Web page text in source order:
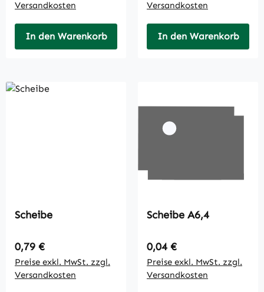
Versandkosten
In den Warenkorb
Versandkosten
In den Warenkorb
Scheibe
Regulärer Preis:
0,79 €
Preise exkl. MwSt. zzgl.
Versandkosten
Scheibe A6,4
Regulärer Preis:
0,04 €
Preise exkl. MwSt. zzgl.
Versandkosten